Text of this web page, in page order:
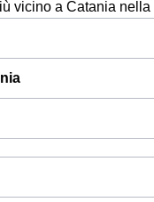
vicino a Catania